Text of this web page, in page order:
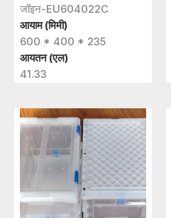
जॉइन-EU604022C
आयाम (मिमी)
600 * 400 * 235
आयतन (एल)
41.33